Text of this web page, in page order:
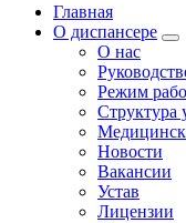
Главная
О диспансере
О нас
Режим
Структура
Новости
Вакансии
Устав
Лицензии